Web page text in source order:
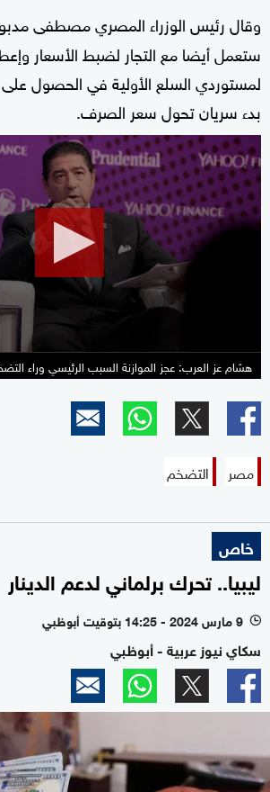
وقال رئيس الوزراء المصري مصطفى
ستعمل أيضا مع التجار لضبط الأسعار
لمستوردي السلع الأولية في الحصول على
بدء سريان تحول سعر الصرف.
هشام عز العرب: عجز الموازنة السبب الرئيسي وراء
مصر التضخم
خاص
ليبيا.. تحرك برلماني لدعم الدينار
l 9 مارس 2024 - 14:25 بتوقيت أبوظبي
سكاي نيوز عربية - أبوظبي